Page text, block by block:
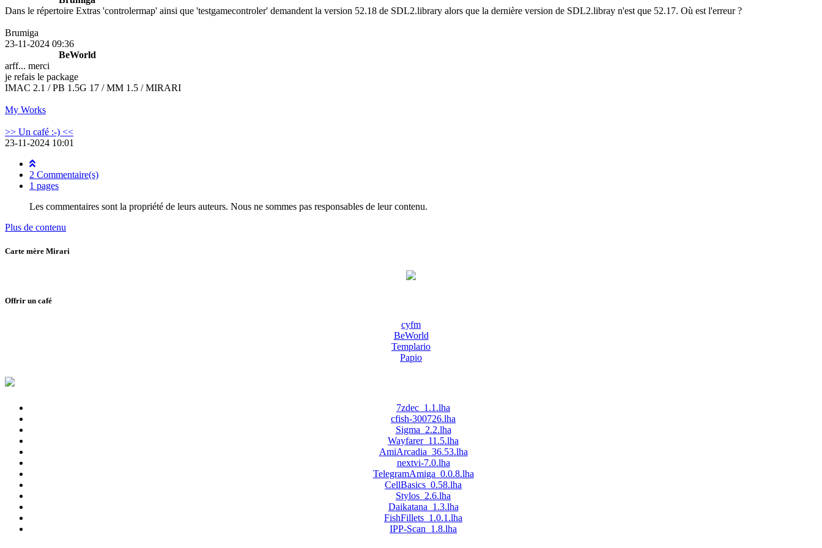
Dans le répertoire Extras 'controlermap' ainsi que 'testgamecontroler' demandent la version 52.18 de SDL2.library alors que la dernière version de SDL2.libray n'est que 52.17. Où est l'erreur ?
Brumiga
23-11-2024 09:36
BeWorld
arff... merci
je refais le package
IMAC 2.1 / PB 1.5G 17 / MM 1.5 / MIRARI
My Works
>> Un café :-) <<
23-11-2024 10:01
2 Commentaire(s)
1 pages
Les commentaires sont la propriété de leurs auteurs. Nous ne sommes pas responsables de leur contenu.
Plus de contenu
Carte mère Mirari
Offrir un café
cyfm
BeWorld
Templario
Papio
7zdec_1.1.lha
cfish-300726.lha
Sigma_2.2.lha
Wayfarer_11.5.lha
AmiArcadia_36.53.lha
nextvi-7.0.lha
TelegramAmiga_0.0.8.lha
CellBasics_0.58.lha
Stylos_2.6.lha
Daikatana_1.3.lha
FishFillets_1.0.1.lha
IPP-Scan_1.8.lha